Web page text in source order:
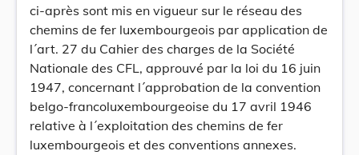
ci-après sont mis en vigueur sur le réseau des
chemins de fer luxembourgeois par application de
l´art. 27 du Cahier des charges de la Société
Nationale des CFL, approuvé par la loi du 16 juin
1947, concernant l´approbation de la convention
belgo-francoluxembourgeoise du 17 avril 1946
relative à l´exploitation des chemins de fer
luxembourgeois et des conventions annexes.